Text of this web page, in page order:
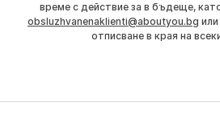
време с действие за в бъдеще,
obsluzhvanenaklienti@aboutyou.bg
отписване в края на